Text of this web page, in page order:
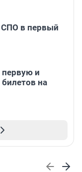
СПО в первый
первую и
на